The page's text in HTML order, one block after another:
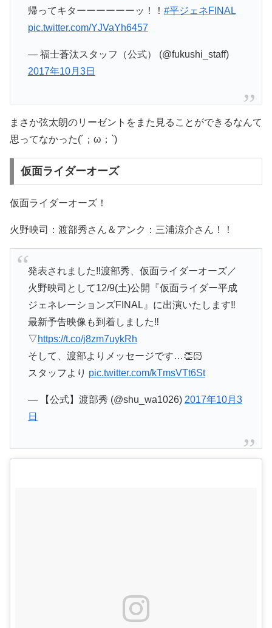
帰ってキターーーーーーッ！！ #平ジェネFINAL
pic.twitter.com/YJVaYh6457
— 福士蒼汰スタッフ（公式） (@fukushi_staff)
2017年10月3日
まさか弦太朗のリーゼントをまた見ることができるなんて
思ってなかった(´；ω；`)
仮面ライダーオーズ
仮面ライダーオーズ！
火野映司：渡部秀さん＆アンク：三浦涼介さん！！
発表されました‼️渡部秀、仮面ライダーオーズ／
火野映司として12/9(土)公開『仮面ライダー平成
ジェネレーションズFINAL』に出演いたします‼️
最新予告映像も到着しました‼️
▽https://t.co/j8zm7uykRh
そして、渡部よりメッセージです…👏🏻
スタッフより pic.twitter.com/kTmsVTt6St
— 【公式】渡部秀 (@shu_wa1026) 2017年10月3
日